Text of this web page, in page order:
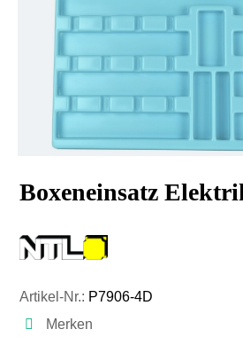
Boxeneinsatz
Artikel-Nr.: P7906-4D
Merken